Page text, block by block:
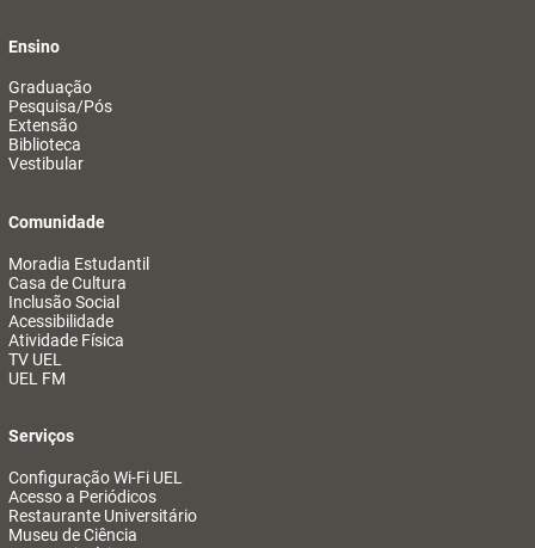
Ensino
Graduação
Pesquisa/Pós
Extensão
Biblioteca
Vestibular
Comunidade
Moradia Estudantil
Casa de Cultura
Inclusão Social
Acessibilidade
Atividade Física
TV UEL
UEL FM
Serviços
Configuração Wi-Fi UEL
Acesso a Periódicos
Restaurante Universitário
Museu de Ciência